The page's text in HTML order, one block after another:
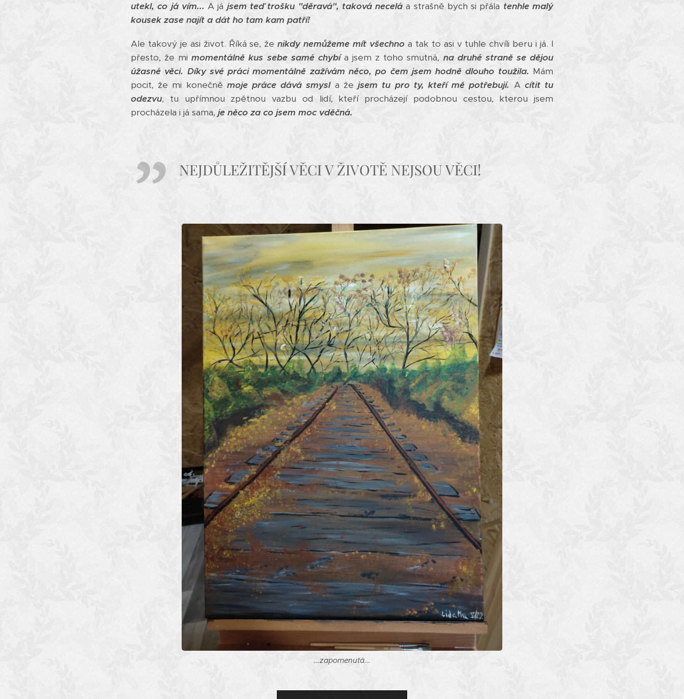
utekl, co já vím... A já jsem teď trošku "děravá", taková necelá a strašně bych si přála tenhle malý
kousek zase najít a dát ho tam kam patří!
Ale takový je asi život. Říká se, ženikdy nemůžeme mít všechno a tak to asi v tuhle chvíli beru i já. I
přesto, že mimomentálně kus sebe samé chybí a jsem z toho smutná, na druhé straně se dějou
úžasné věci. Díky své práci momentálně zažívám něco, po čem jsem hodně dlouho toužila. Mám
pocit, že mi konečně moje práce dává smysl a že jsem tu pro ty, kteří mě potřebují. A cítit tu
odezvu, tu upřímnou zpětnou vazbu od lidí, kteří procházejí podobnou cestou, kterou jsem
procházela i já sama, je něco za co jsem moc vděčná.
NEJDŮLEŽITĚJŠÍ VĚCI V ŽIVOTĚ NEJSOU VĚCI!
...zapomenutá...